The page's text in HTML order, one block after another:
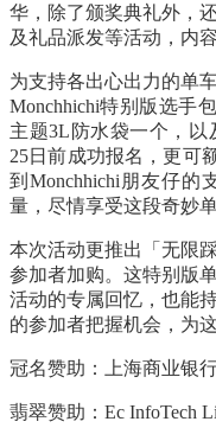
华，除了颁奖典礼外，
及礼品派发等活动，内
为支持各出心出力的单
Monchhichi特别版选手
主题3L 防水袋一个，以
25日前成功报名，更可
到 Monchhichi 朋友仔的
量，尽情享受这段奇妙
本次活动更推出「无限
参加者加购。这特别版
活动的专属回忆，也能
的参加者把握机会，为
冠名赞助：上海商业银
翡翠赞助： Ec InfoTech